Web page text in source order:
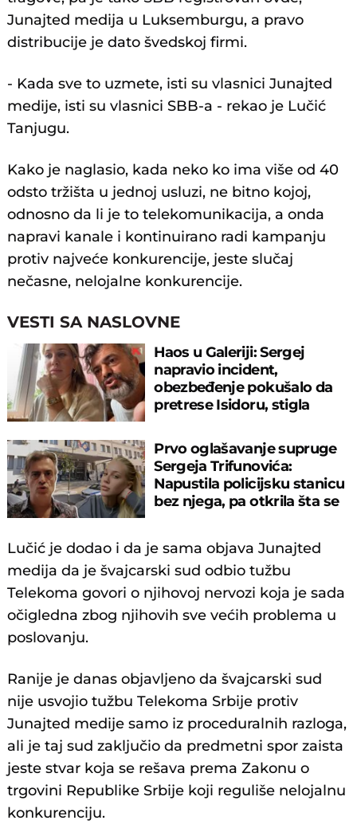
Junajted medija u Luksemburgu, a pravo
distribucije je dato švedskoj firmi.
- Kada sve to uzmete, isti su vlasnici Junajted
medije, isti su vlasnici SBB-a - rekao je Lučić
Tanjugu.
Kako je naglasio, kada neko ko ima više od 40
odsto tržišta u jednoj usluzi, ne bitno kojoj,
odnosno da li je to telekomunikacija, a onda
napravi kanale i kontinuirano radi kampanju
protiv najveće konkurencije, jeste slučaj
nečasne, nelojalne konkurencije.
VESTI SA NASLOVNE
Haos u Galeriji: Sergej
napravio incident,
obezbeđenje pokušalo da
pretrese Isidoru, stigla
Prvo oglašavanje supruge
Sergeja Trifunovića:
Napustila policijsku stanicu
bez njega, pa otkrila šta se
Lučić je dodao i da je sama objava Junajted
medija da je švajcarski sud odbio tužbu
Telekoma govori o njihovoj nervozi koja je sada
očigledna zbog njihovih sve većih problema u
poslovanju.
Ranije je danas objavljeno da švajcarski sud
nije usvojio tužbu Telekoma Srbije protiv
Junajted medije samo iz proceduralnih razloga,
ali je taj sud zaključio da predmetni spor zaista
jeste stvar koja se rešava prema Zakonu o
trgovini Republike Srbije koji reguliše nelojalnu
konkurenciju.